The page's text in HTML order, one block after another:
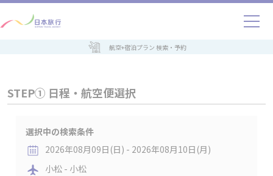
航空+宿泊プラン 検索・予約
STEP① 日程・航空便選択
選択中の検索条件
2026年08月09日(日) - 2026年08月10日(月)
小松 - 小松